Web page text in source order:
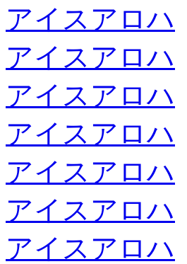
アイスアロハ
アイスアロハ
アイスアロハ
アイスアロハ
アイスアロハ
アイスアロハ
アイスアロハ